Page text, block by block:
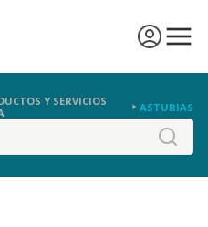
Y SERVICIOS
ASTURIAS